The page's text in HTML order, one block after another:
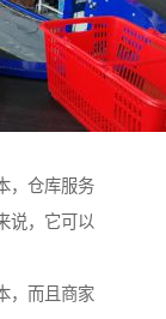
，仓库服务
说，它可以
，而且商家